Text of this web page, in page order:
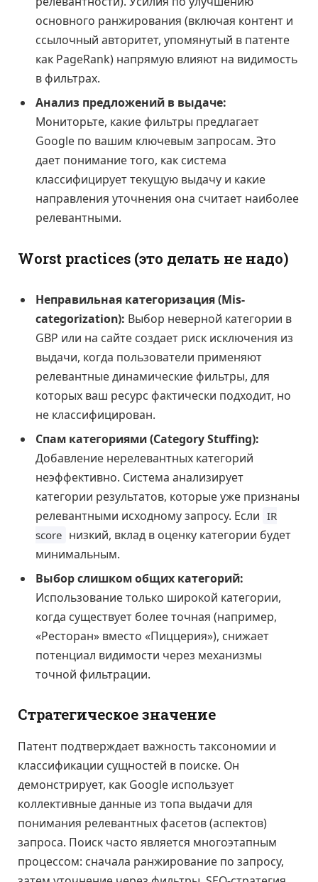
основного ранжирования (включая контент и
ссылочный авторитет, упомянутый в патенте
как PageRank) напрямую влияют на видимость
в фильтрах.
Анализ предложений в выдаче:
Мониторьте, какие фильтры предлагает
Google по вашим ключевым запросам. Это
дает понимание того, как система
классифицирует текущую выдачу и какие
направления уточнения она считает наиболее
релевантными.
Worst practices (это делать не надо)
Неправильная категоризация (Mis-
categorization): Выбор неверной категории в
GBP или на сайте создает риск исключения из
выдачи, когда пользователи применяют
релевантные динамические фильтры, для
которых ваш ресурс фактически подходит, но
не классифицирован.
Спам категориями (Category Stuffing):
Добавление нерелевантных категорий
неэффективно. Система анализирует
категории результатов, которые уже признаны
релевантными исходному запросу. Если IR
score низкий, вклад в оценку категории будет
минимальным.
Выбор слишком общих категорий:
Использование только широкой категории,
когда существует более точная (например,
«Ресторан» вместо «Пиццерия»), снижает
потенциал видимости через механизмы
точной фильтрации.
Стратегическое значение
Патент подтверждает важность таксономии и
классификации сущностей в поиске. Он
демонстрирует, как Google использует
коллективные данные из топа выдачи для
понимания релевантных фасетов (аспектов)
запроса. Поиск часто является многоэтапным
процессом: сначала ранжирование по запросу,